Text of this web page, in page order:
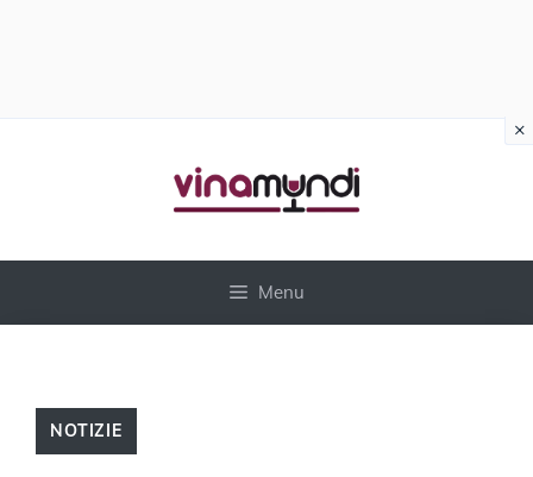
Menu
NOTIZIE
×